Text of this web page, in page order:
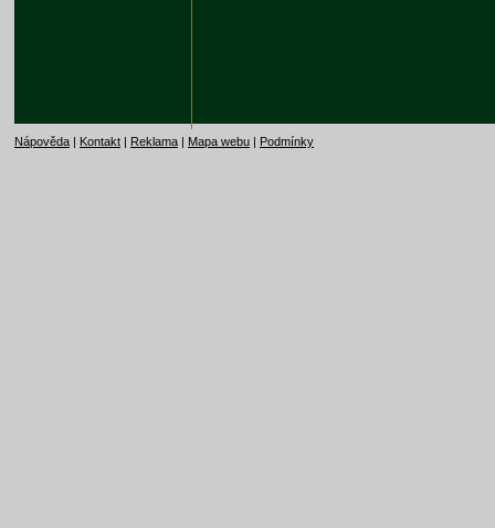
Nápověda | Kontakt | Reklama | Mapa webu | Podmínky